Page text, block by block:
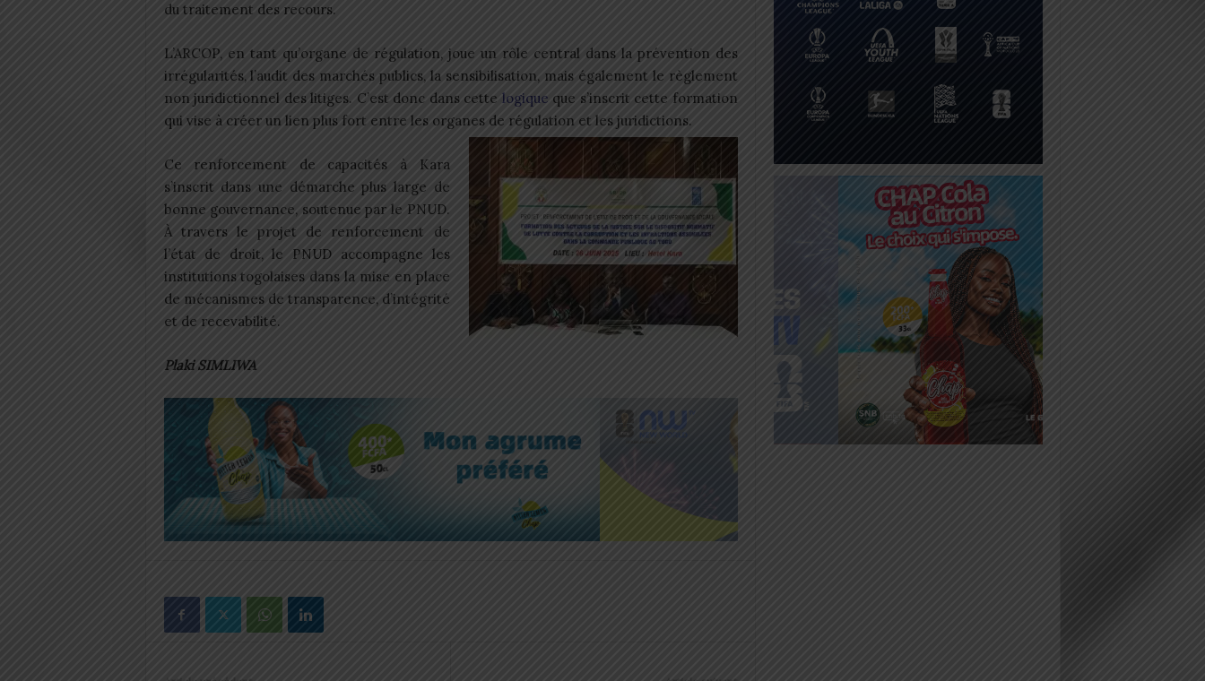
du traitement des recours.
L’ARCOP, en tant qu’organe de régulation, joue un rôle central dans la prévention des
irrégularités, l’audit des marchés publics, la sensibilisation, mais également le règlement
non juridictionnel des litiges. C’est donc dans cette logique que s’inscrit cette formation
qui vise à créer un lien plus fort entre les organes de régulation et les juridictions.
Ce renforcement de capacités à Kara
s’inscrit dans une démarche plus large de
bonne gouvernance, soutenue par le PNUD.
À travers le projet de renforcement de
l’état de droit, le PNUD accompagne les
institutions togolaises dans la mise en place
de mécanismes de transparence, d’intégrité
et de recevabilité.
Plaki SIMLIWA